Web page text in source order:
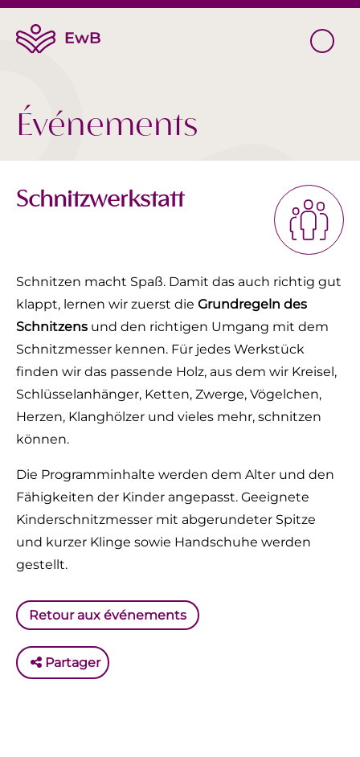
Événements
Schnitzwerkstatt
Schnitzen macht Spaß. Damit das auch richtig gut
klappt, lernen wir zuerst die Grundregeln des
Schnitzens und den richtigen Umgang mit dem
Schnitzmesser kennen. Für jedes Werkstück
finden wir das passende Holz, aus dem wir Kreisel,
Schlüsselanhänger, Ketten, Zwerge, Vögelchen,
Herzen, Klanghölzer und vieles mehr, schnitzen
können.
Die Programminhalte werden dem Alter und den
Fähigkeiten der Kinder angepasst. Geeignete
Kinderschnitzmesser mit abgerundeter Spitze
und kurzer Klinge sowie Handschuhe werden
gestellt.
Retour aux événements
Partager